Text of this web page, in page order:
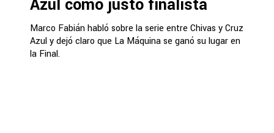
Azul como justo finalista
Marco Fabián habló sobre la serie entre Chivas y Cruz
Azul y dejó claro que La Máquina se ganó su lugar en
la Final.